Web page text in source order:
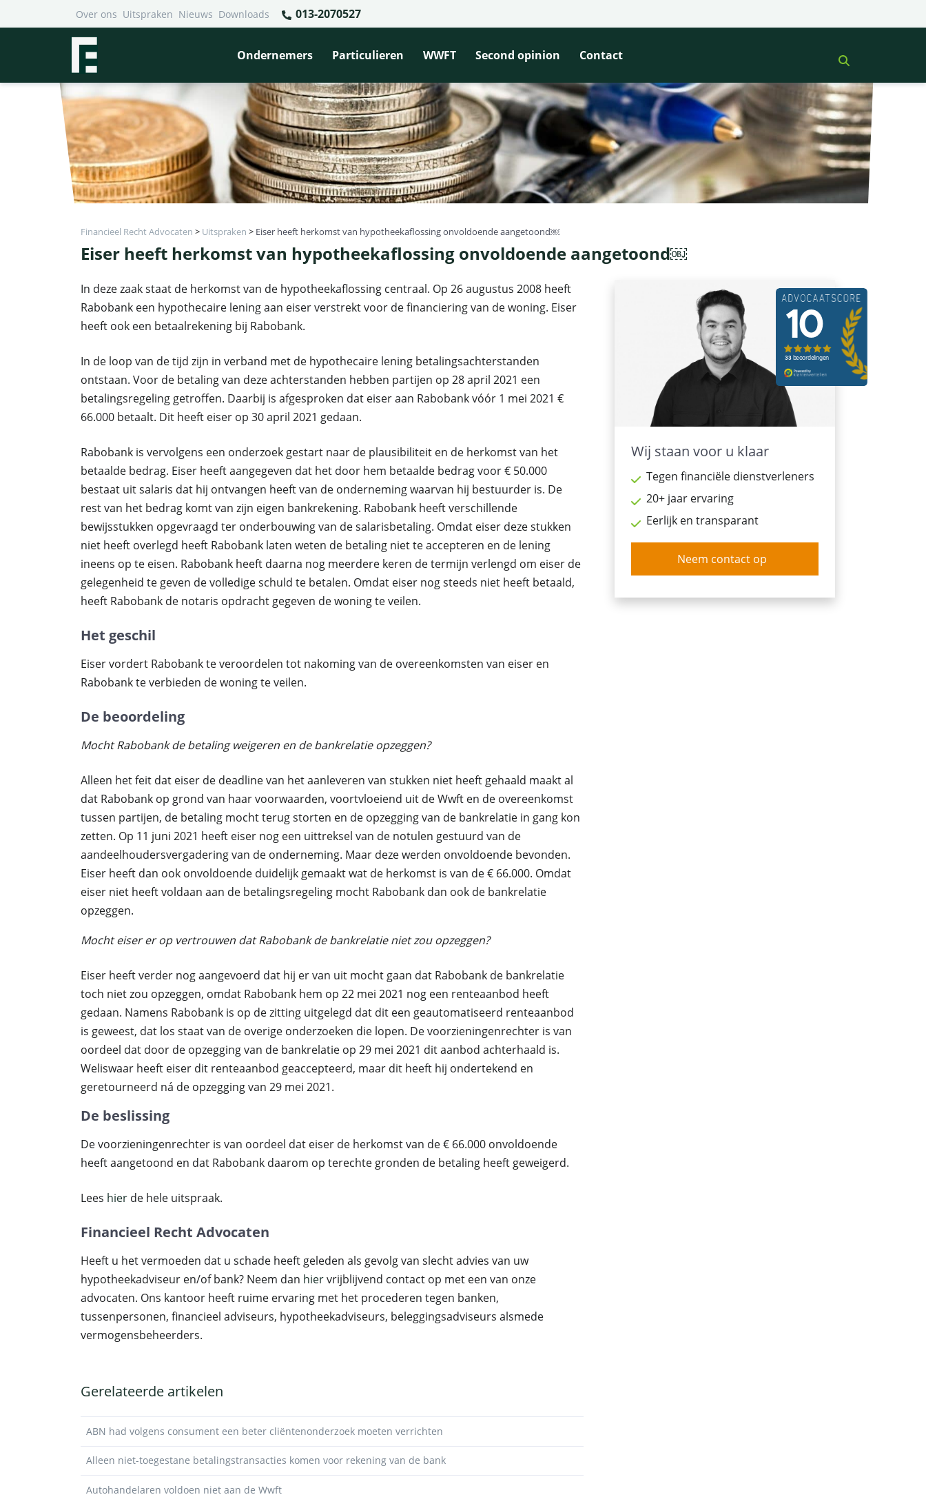
Over ons Uitspraken Nieuws Downloads 013-2070527
Ondernemers Particulieren WWFT Second opinion Contact
Financieel Recht Advocaten > Uitspraken > Eiser heeft herkomst van hypotheekaflossing onvoldoende aangetoond￼
Eiser heeft herkomst van hypotheekaflossing onvoldoende aangetoond￼
In deze zaak staat de herkomst van de hypotheekaflossing centraal. Op 26 augustus 2008 heeft
Rabobank een hypothecaire lening aan eiser verstrekt voor de financiering van de woning. Eiser
heeft ook een betaalrekening bij Rabobank.
In de loop van de tijd zijn in verband met de hypothecaire lening betalingsachterstanden
ontstaan. Voor de betaling van deze achterstanden hebben partijen op 28 april 2021 een
betalingsregeling getroffen. Daarbij is afgesproken dat eiser aan Rabobank vóór 1 mei 2021 €
66.000 betaalt. Dit heeft eiser op 30 april 2021 gedaan.
Rabobank is vervolgens een onderzoek gestart naar de plausibiliteit en de herkomst van het
betaalde bedrag. Eiser heeft aangegeven dat het door hem betaalde bedrag voor € 50.000
bestaat uit salaris dat hij ontvangen heeft van de onderneming waarvan hij bestuurder is. De
rest van het bedrag komt van zijn eigen bankrekening. Rabobank heeft verschillende
bewijsstukken opgevraagd ter onderbouwing van de salarisbetaling. Omdat eiser deze stukken
niet heeft overlegd heeft Rabobank laten weten de betaling niet te accepteren en de lening
ineens op te eisen. Rabobank heeft daarna nog meerdere keren de termijn verlengd om eiser de
gelegenheid te geven de volledige schuld te betalen. Omdat eiser nog steeds niet heeft betaald,
heeft Rabobank de notaris opdracht gegeven de woning te veilen.
Het geschil
Eiser vordert Rabobank te veroordelen tot nakoming van de overeenkomsten van eiser en
Rabobank te verbieden de woning te veilen.
De beoordeling
Mocht Rabobank de betaling weigeren en de bankrelatie opzeggen?
Alleen het feit dat eiser de deadline van het aanleveren van stukken niet heeft gehaald maakt al
dat Rabobank op grond van haar voorwaarden, voortvloeiend uit de Wwft en de overeenkomst
tussen partijen, de betaling mocht terug storten en de opzegging van de bankrelatie in gang kon
zetten. Op 11 juni 2021 heeft eiser nog een uittreksel van de notulen gestuurd van de
aandeelhoudersvergadering van de onderneming. Maar deze werden onvoldoende bevonden.
Eiser heeft dan ook onvoldoende duidelijk gemaakt wat de herkomst is van de € 66.000. Omdat
eiser niet heeft voldaan aan de betalingsregeling mocht Rabobank dan ook de bankrelatie
opzeggen.
Mocht eiser er op vertrouwen dat Rabobank de bankrelatie niet zou opzeggen?
Eiser heeft verder nog aangevoerd dat hij er van uit mocht gaan dat Rabobank de bankrelatie
toch niet zou opzeggen, omdat Rabobank hem op 22 mei 2021 nog een renteaanbod heeft
gedaan. Namens Rabobank is op de zitting uitgelegd dat dit een geautomatiseerd renteaanbod
is geweest, dat los staat van de overige onderzoeken die lopen. De voorzieningenrechter is van
oordeel dat door de opzegging van de bankrelatie op 29 mei 2021 dit aanbod achterhaald is.
Weliswaar heeft eiser dit renteaanbod geaccepteerd, maar dit heeft hij ondertekend en
geretourneerd ná de opzegging van 29 mei 2021.
De beslissing
De voorzieningenrechter is van oordeel dat eiser de herkomst van de € 66.000 onvoldoende
heeft aangetoond en dat Rabobank daarom op terechte gronden de betaling heeft geweigerd.
Lees hier de hele uitspraak.
Financieel Recht Advocaten
Heeft u het vermoeden dat u schade heeft geleden als gevolg van slecht advies van uw
hypotheekadviseur en/of bank? Neem dan hiervrijblijvend contact op met een van onze
advocaten. Ons kantoor heeft ruime ervaring met het procederen tegen banken,
tussenpersonen, financieel adviseurs, hypotheekadviseurs, beleggingsadviseurs alsmede
vermogensbeheerders.
Gerelateerde artikelen
ABN had volgens consument een beter cliëntenonderzoek moeten verrichten
Alleen niet-toegestane betalingstransacties komen voor rekening van de bank
Autohandelaren voldoen niet aan de Wwft
Wij staan voor u klaar
Tegen financiële dienstverleners
20+ jaar ervaring
Eerlijk en transparant
Neem contact op